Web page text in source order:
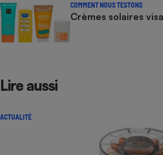
COMMENT NOUS TESTONS
Crèmes solaires
Lire aussi
ACTUALITÉ